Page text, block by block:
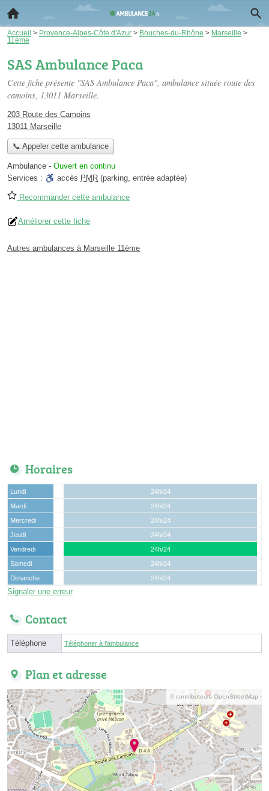
Accueil > Provence-Alpes-Côte d'Azur > Bouches-du-Rhône > Marseille >
11ème
SAS Ambulance Paca
Cette fiche présente "SAS Ambulance Paca", ambulance située route des
camoins, 13011 Marseille.
203 Route des Camoins
13011 Marseille
📞 Appeler cette ambulance
Ambulance - Ouvert en continu
Services :
accès PMR (parking, entrée adaptée)
Recommander cette ambulance
Améliorer cette fiche
Autres ambulances à Marseille 11ème
Horaires
Lundi
24h/24
Mardi
24h/24
Mercredi
24h/24
Jeudi
24h/24
Vendredi
24h/24
Samedi
24h/24
Dimanche
24h/24
Signaler une erreur
Contact
Téléphone Téléphoner à l'ambulance
Plan et adresse
© contributeurs OpenStreetMap